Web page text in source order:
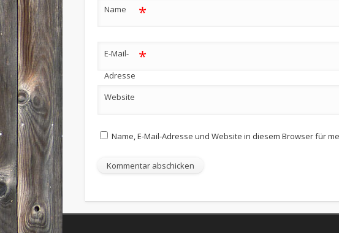
Name *
E-Mail-
Adresse
*
Website
Name, E-Mail-Adresse und Website in diesem Browser für